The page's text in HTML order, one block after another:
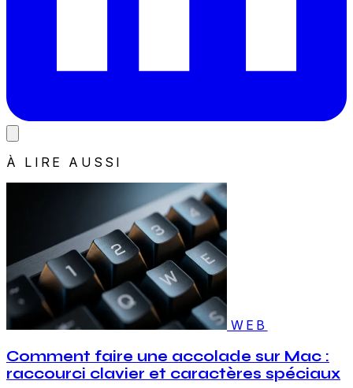
À LIRE AUSSI
WEB
Comment faire une accolade sur Mac :
raccourci clavier et caractères spéciaux